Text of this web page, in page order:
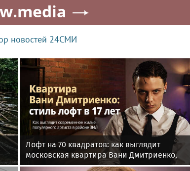
новостей 24СМИ
Лофт на 70 квадратов: как выглядит
московская квартира Вани Дмитриенко,
купленная в 17 лет